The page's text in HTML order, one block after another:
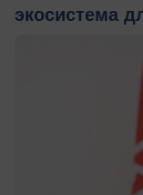
экосистема